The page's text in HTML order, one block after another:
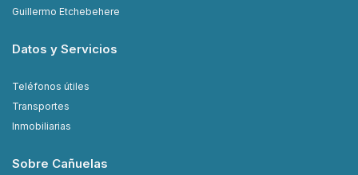
Guillermo Etchebehere
Datos y Servicios
Teléfonos útiles
Transportes
Inmobiliarias
Sobre Cañuelas